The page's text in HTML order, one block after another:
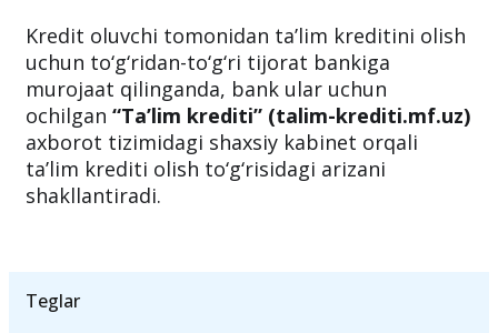
Kredit oluvchi tomonidan ta’lim kreditini olish
uchun to‘g‘ridan-to‘g‘ri tijorat bankiga
murojaat qilinganda, bank ular uchun
ochilgan “Ta’lim krediti” (talim-krediti.mf.uz)
axborot tizimidagi shaxsiy kabinet orqali
ta’lim krediti olish to‘g‘risidagi arizani
shakllantiradi.
Teglar